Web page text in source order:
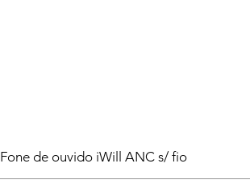
Fone de ouvido iWill ANC s/ fio